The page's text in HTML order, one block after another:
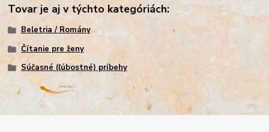
Tovar je aj v týchto kategóriách:
Beletria / Romány
Čítanie pre ženy
Súčasné (ľúbostné) príbehy